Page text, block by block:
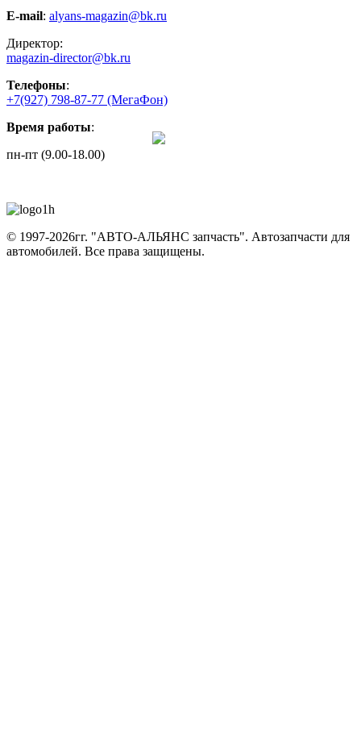
E-mail: alyans-magazin@bk.ru
Директор:
magazin-director@bk.ru
Телефоны:
+7(927) 798-87-77 (МегаФон)
Время работы:
пн-пт (9.00-18.00)
© 1997-2026гг. "АВТО-АЛЬЯНС запчасть". Автозапчасти для
автомобилей. Все права защищены.